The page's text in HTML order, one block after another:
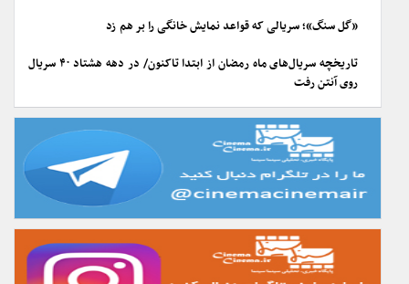
«گل سنگ»؛ سریالی که قواعد نمایش خانگی را بر هم زد
تاریخچه سریال‌های ماه رمضان از ابتدا تاکنون/ در دهه هشتاد ۴۰ سریال
روی آنتن رفت